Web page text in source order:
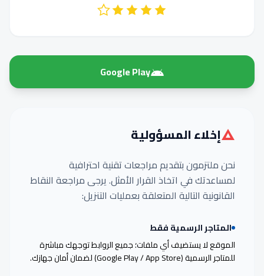
Google Play
إخلاء المسؤولية
نحن ملتزمون بتقديم مراجعات تقنية احترافية
لمساعدتك في اتخاذ القرار الأمثل. يرجى مراجعة النقاط
القانونية التالية المتعلقة بعمليات التنزيل:
المتاجر الرسمية فقط
الموقع لا يستضيف أي ملفات؛ جميع الروابط توجهك مباشرة
للمتاجر الرسمية (Google Play / App Store) لضمان أمان جهازك.